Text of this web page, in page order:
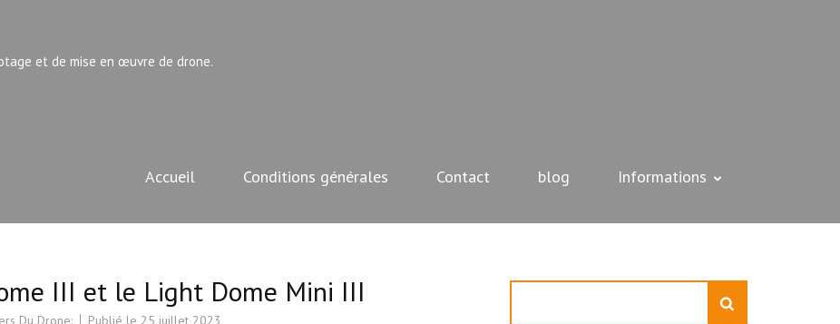
et de mise en œuvre de drone.
Accueil Conditions générales Contact blog Informations
III et le Light Dome Mini III
Du Drone: Publié le 25 juillet 2023